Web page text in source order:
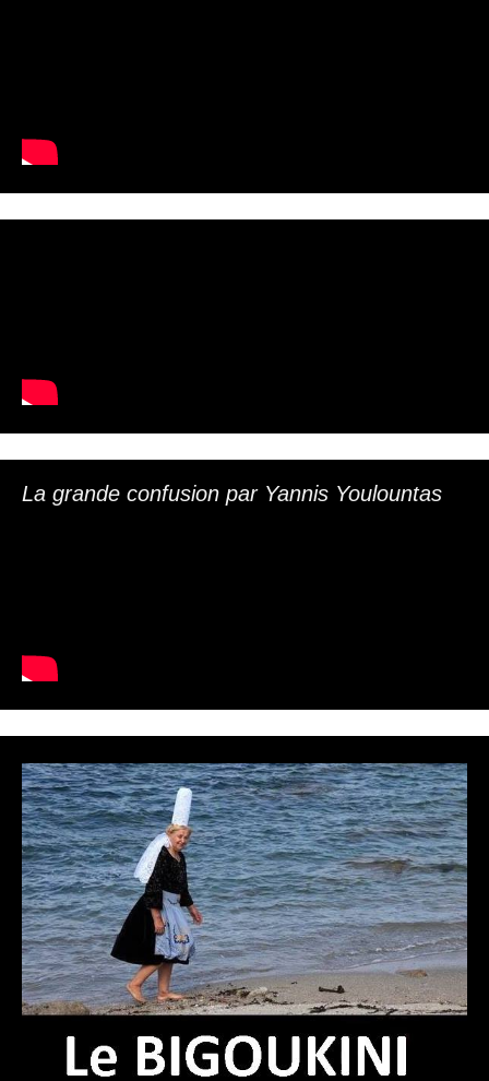
La grande confusion par Yannis Youlountas